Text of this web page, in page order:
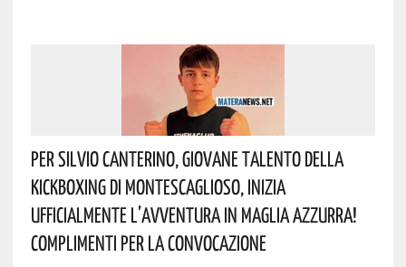
Per Silvio Canterino, Giovane Talento Della
Kickboxing Di Montescaglioso, Inizia
Ufficialmente L’avventura In Maglia Azzurra!
Complimenti Per La Convocazione